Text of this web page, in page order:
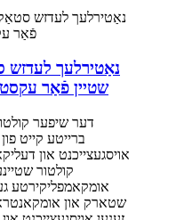
נאַטירלעך
שטיין פֿאַר
דער שיפער
ברייטע קייט
אויסגעצייכנט און
קולטור
אומקאמפליקירטע
שטארק און